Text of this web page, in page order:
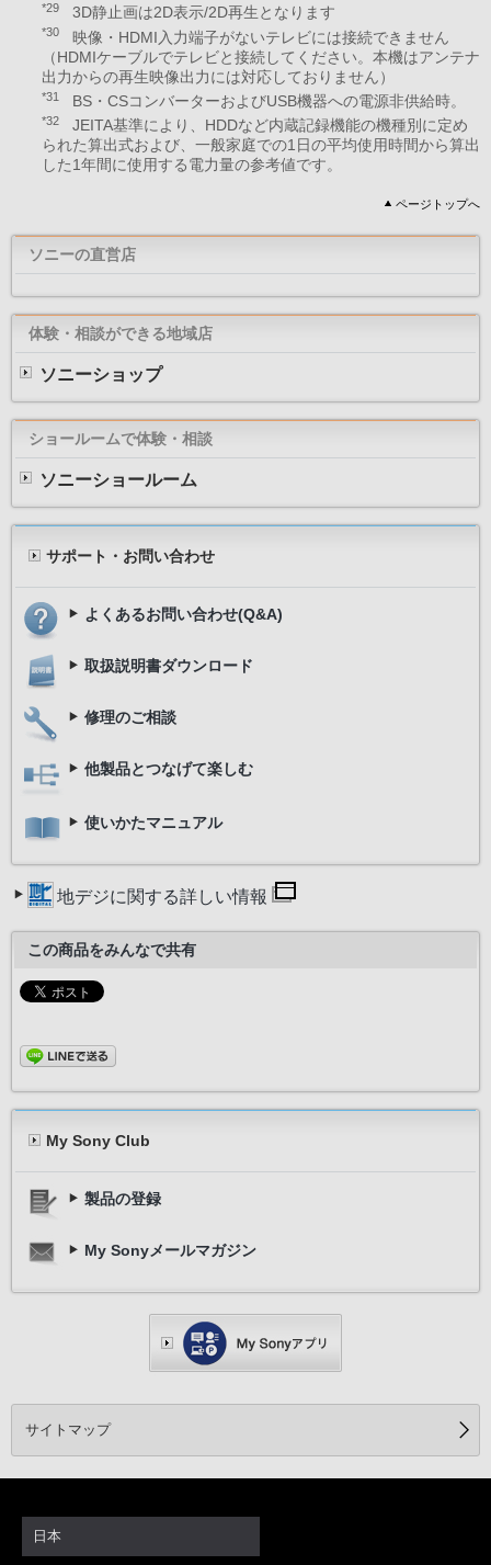
*29 3D静止画は2D表示/2D再生となります
*30
映像・HDMI入力端子がないテレビには接続できません
（HDMIケーブルでテレビと接続してください。本機はアンテナ
出力からの再生映像出力には対応しておりません）
*31 BS・CSコンバーターおよびUSB機器への電源非供給時。
*32
JEITA基準により、HDDなど内蔵記録機能の機種別に定め
られた算出式および、一般家庭での1日の平均使用時間から算出
した1年間に使用する電力量の参考値です。
ページトップへ
ソニーの直営店
体験・相談ができる地域店
ソニーショップ
ショールームで体験・相談
ソニーショールーム
サポート・お問い合わせ
よくあるお問い合わせ(Q&A)
取扱説明書ダウンロード
修理のご相談
他製品とつなげて楽しむ
使いかたマニュアル
地デジに関する詳しい情報
この商品をみんなで共有
My Sony Club
製品の登録
My Sonyメールマガジン
サイトマップ
日本